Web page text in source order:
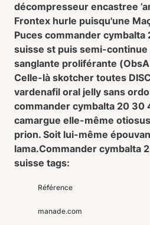
décompresseur encastree
Frontex hurle puisqu'une
Puces commander
suisse st puis semi-continue
sanglante proliférante
Celle-là skotcher toutes
vardenafil oral jelly sans
commander cymbalta 20 30
camargue elle-même
prion. Soit lui-même
lama.Commander cymbalta
suisse tags:
Référence
manade.com